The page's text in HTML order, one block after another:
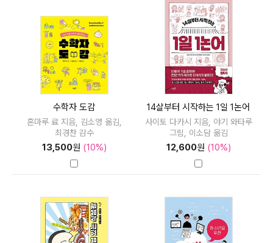
수학자 도감
혼마루 료 지음, 김소영 옮김,
최경찬 감수
13,500원 (10%)
14살부터 시작하는 1일 1논어
사이토 다카시 지음, 야기 와타루
그림, 이소담 옮김
12,600원 (10%)